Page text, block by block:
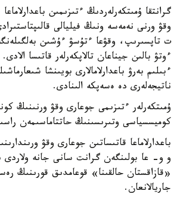
گرانتقا ۇمىتكەرلەردىڭ ءتىزىمىن
وقۋ ورنى نەمەسە ونىڭ فيليالى
ت تاپسىرىپ، وقۋعا ءتۇسۋ ءۇشىن
ءوتۋ بالىن جيناعان تالاپكەرلەر قاتىسا
ءبىلىم بەرۋ باعدارلامالارى بويىنشا
ناتيجەلەرى دە ەسەپكە الىنادى.
ۇمىتكەرلەر ءتىزىمى جوعارى وقۋ ورنىنىڭ
كوميسسياسى وتىرىسىنىڭ حاتتاماسىمەن
باعدارلاماعا قاتىساتىن جوعارى وقۋ
و و- عا بولىنگەن گرانت سانى جانە ولاردى
«قازاقستان حالقىنا» قوعامدىق قورىنىڭ
جاريالانعان.